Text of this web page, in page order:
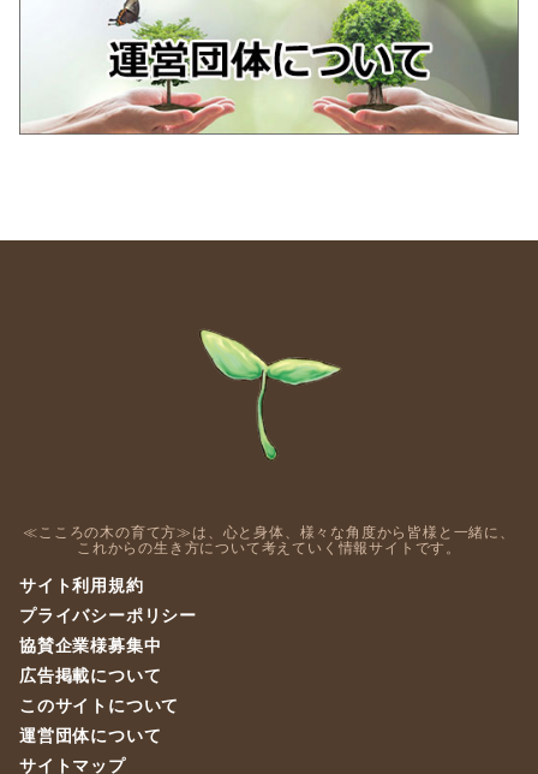
≪こころの木の育て方≫は、心と身体、様々な角度から皆様と一緒に、
これからの生き方について考えていく情報サイトです。
サイト利用規約
プライバシーポリシー
協賛企業様募集中
広告掲載について
このサイトについて
運営団体について
サイトマップ